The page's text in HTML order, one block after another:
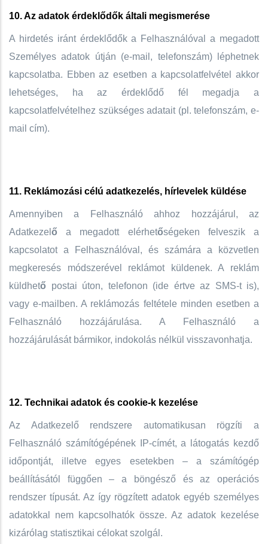
10. Az adatok érdeklődők általi megismerése
A hirdetés iránt érdeklődők a Felhasználóval a megadott
Személyes adatok útján (e-mail, telefonszám) léphetnek
kapcsolatba. Ebben az esetben a kapcsolatfelvétel akkor
lehetséges, ha az érdeklődő fél megadja a
kapcsolatfelvételhez szükséges adatait (pl. telefonszám, e-
mail cím).
11. Reklámozási célú adatkezelés, hírlevelek küldése
Amennyiben a Felhasználó ahhoz hozzájárul, az
Adatkezel ő a megadott elérhetőségeken felveszik a
kapcsolatot a Felhasználóval, és számára a közvetlen
megkeresés módszerével reklámot küldenek. A reklám
küldhető postai úton, telefonon (ide értve az SMS-t is),
vagy e-mailben. A reklámozás feltétele minden esetben a
Felhasználó hozzájárulása. A Felhasználó a
hozzájárulását bármikor, indokolás nélkül visszavonhatja.
12. Technikai adatok és cookie-k kezelése
Az Adatkezelő rendszere automatikusan rögzíti a
Felhasználó számítógépének IP-címét, a látogatás kezdő
időpontját, illetve egyes esetekben – a számítógép
beállításától függően – a böngésző és az operációs
rendszer típusát. Az így rögzített adatok egyéb személyes
adatokkal nem kapcsolhatók össze. Az adatok kezelése
kizárólag statisztikai célokat szolgál.